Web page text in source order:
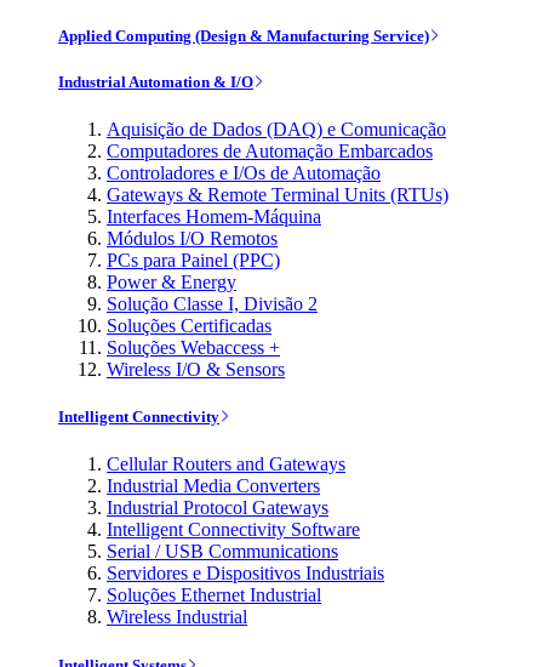
Applied Computing (Design & Manufacturing Service)
Industrial Automation & I/O
Aquisição de Dados (DAQ) e Comunicação
Computadores de Automação Embarcados
Controladores e I/Os de Automação
Gateways & Remote Terminal Units (RTUs)
Interfaces Homem-Máquina
Módulos I/O Remotos
PCs para Painel (PPC)
Power & Energy
Solução Classe I, Divisão 2
Soluções Certificadas
Soluções Webaccess +
Wireless I/O & Sensors
Intelligent Connectivity
Cellular Routers and Gateways
Industrial Media Converters
Industrial Protocol Gateways
Intelligent Connectivity Software
Serial / USB Communications
Servidores e Dispositivos Industriais
Soluções Ethernet Industrial
Wireless Industrial